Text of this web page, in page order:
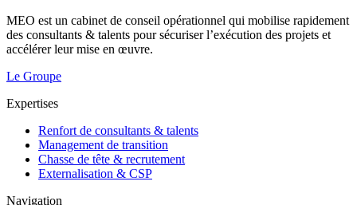
MEO est un cabinet de conseil opérationnel qui mobilise rapidement
des consultants & talents pour sécuriser l’exécution des projets et
accélérer leur mise en œuvre.
Le Groupe
Expertises
Renfort de consultants & talents
Management de transition
Chasse de tête & recrutement
Externalisation & CSP
Navigation